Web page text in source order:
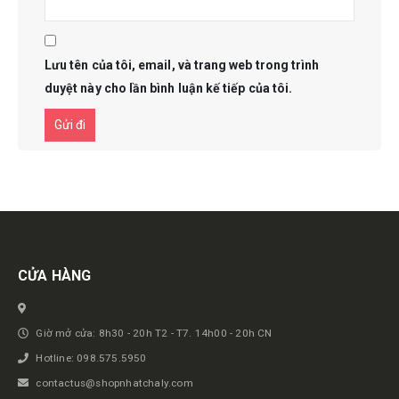
Lưu tên của tôi, email, và trang web trong trình
duyệt này cho lần bình luận kế tiếp của tôi.
Get in touch
CỬA HÀNG
Giờ mở cửa: 8h30 - 20h T2 - T7. 14h00 - 20h CN
Hotline: 098.575.5950
contactus@shopnhatchaly.com